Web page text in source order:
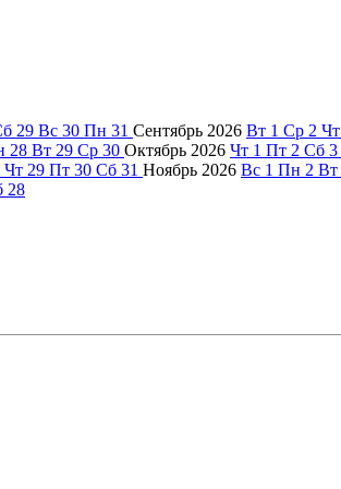
29 Вс 30 Пн 31 Сентябрь 2026 Вт 1 Ср 2 Чт
28 Вт 29 Ср 30 Октябрь 2026 Чт 1 Пт 2 Сб 3
Чт 29 Пт 30 Сб 31 Ноябрь 2026 Вс 1 Пн 2 Вт
28